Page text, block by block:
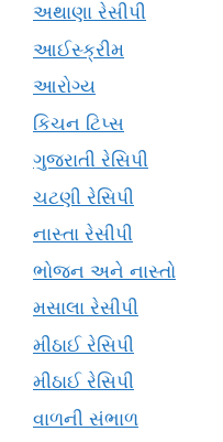
અથાણા રેસીપી
આઈસ્ક્રીમ
આરોગ્ય
કિચન ટિપ્સ
ગુજરાતી રેસિપી
ચટણી રેસિપી
નાસ્તા રેસીપી
ભોજન અને નાસ્તો
મસાલા રેસીપી
મીઠાઈ રેસિપી
મીઠાઈ રેસિપી
વાળની સંભાળ